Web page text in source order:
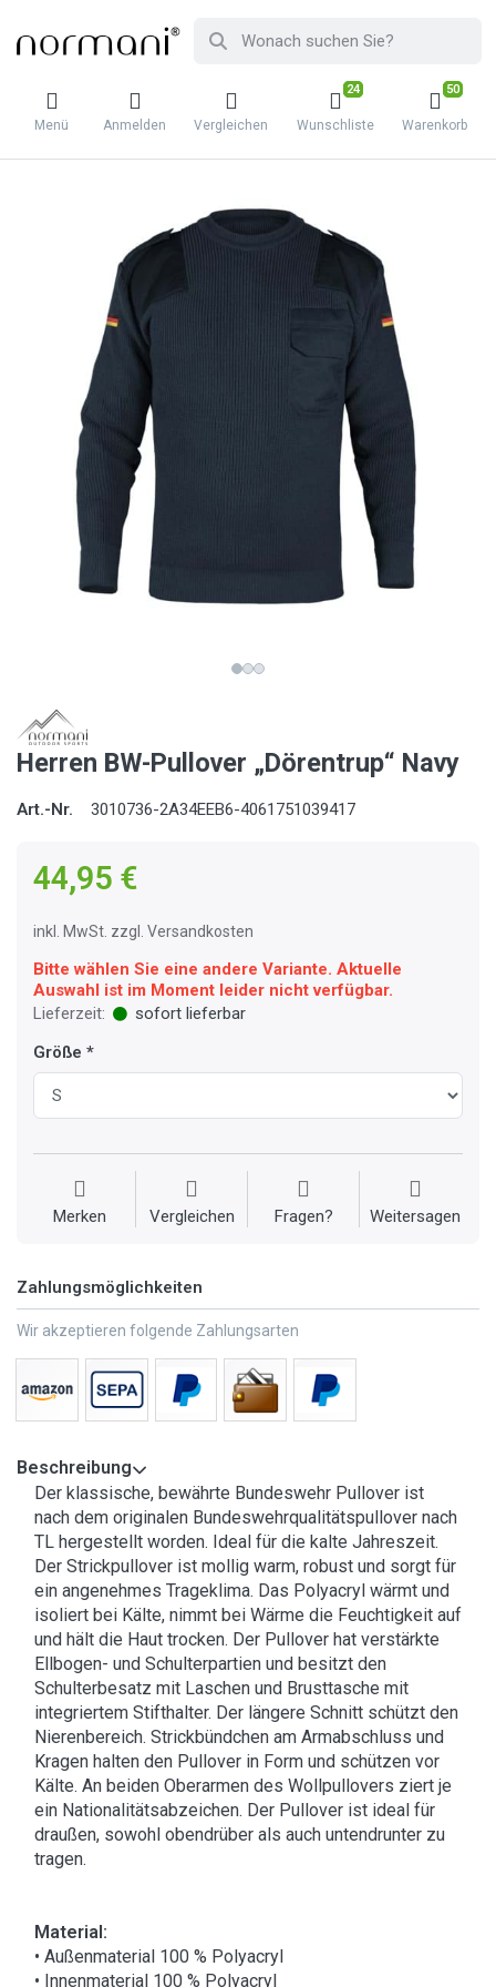
Menü Anmelden Vergleichen
24
Wunschliste
50
Warenkorb
Herren BW-Pullover „Dörentrup“ Navy
Art.-Nr. 3010736-2A34EEB6-4061751039417
44,95 €
inkl. MwSt. zzgl. Versandkosten
Bitte wählen Sie eine andere Variante. Aktuelle
Auswahl ist im Moment leider nicht verfügbar.
Lieferzeit:
sofort lieferbar
Größe
Merken Vergleichen Fragen? Weitersagen
Zahlungsmöglichkeiten
Wir akzeptieren folgende Zahlungsarten
Beschreibung
Der klassische, bewährte Bundeswehr Pullover ist
nach dem originalen Bundeswehrqualitätspullover nach
TL hergestellt worden. Ideal für die kalte Jahreszeit.
Der Strickpullover ist mollig warm, robust und sorgt für
ein angenehmes Trageklima. Das Polyacryl wärmt und
isoliert bei Kälte, nimmt bei Wärme die Feuchtigkeit auf
und hält die Haut trocken. Der Pullover hat verstärkte
Ellbogen- und Schulterpartien und besitzt den
Schulterbesatz mit Laschen und Brusttasche mit
integriertem Stifthalter. Der längere Schnitt schützt den
Nierenbereich. Strickbündchen am Armabschluss und
Kragen halten den Pullover in Form und schützen vor
Kälte. An beiden Oberarmen des Wollpullovers ziert je
ein Nationalitätsabzeichen. Der Pullover ist ideal für
draußen, sowohl obendrüber als auch untendrunter zu
tragen.
Material:
• Außenmaterial 100 % Polyacryl
• Innenmaterial 100 % Polyacryl